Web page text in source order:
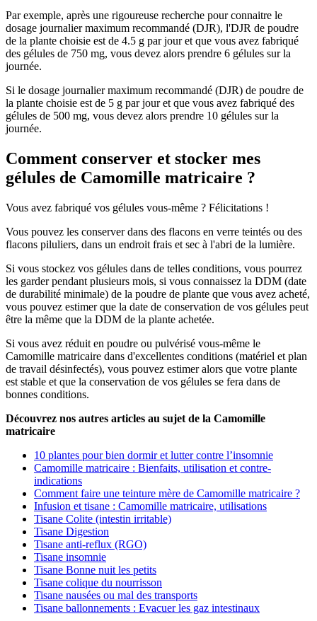
Par exemple, après une rigoureuse recherche pour connaitre le
dosage journalier maximum recommandé (DJR), l'DJR de poudre
de la plante choisie est de 4.5 g par jour et que vous avez fabriqué
des gélules de 750 mg, vous devez alors prendre 6 gélules sur la
journée.
Si le dosage journalier maximum recommandé (DJR) de poudre de
la plante choisie est de 5 g par jour et que vous avez fabriqué des
gélules de 500 mg, vous devez alors prendre 10 gélules sur la
journée.
Comment conserver et stocker mes
gélules de Camomille matricaire ?
Vous avez fabriqué vos gélules vous-même ? Félicitations !
Vous pouvez les conserver dans des flacons en verre teintés ou des
flacons piluliers, dans un endroit frais et sec à l'abri de la lumière.
Si vous stockez vos gélules dans de telles conditions, vous pourrez
les garder pendant plusieurs mois, si vous connaissez la DDM (date
de durabilité minimale) de la poudre de plante que vous avez acheté,
vous pouvez estimer que la date de conservation de vos gélules peut
être la même que la DDM de la plante achetée.
Si vous avez réduit en poudre ou pulvérisé vous-même le
Camomille matricaire dans d'excellentes conditions (matériel et plan
de travail désinfectés), vous pouvez estimer alors que votre plante
est stable et que la conservation de vos gélules se fera dans de
bonnes conditions.
Découvrez nos autres articles au sujet de la Camomille
matricaire
10 plantes pour bien dormir et lutter contre l’insomnie
Camomille matricaire : Bienfaits, utilisation et contre-
indications
Comment faire une teinture mère de Camomille matricaire ?
Infusion et tisane : Camomille matricaire, utilisations
Tisane Colite (intestin irritable)
Tisane Digestion
Tisane anti-reflux (RGO)
Tisane insomnie
Tisane Bonne nuit les petits
Tisane colique du nourrisson
Tisane nausées ou mal des transports
Tisane ballonnements : Evacuer les gaz intestinaux